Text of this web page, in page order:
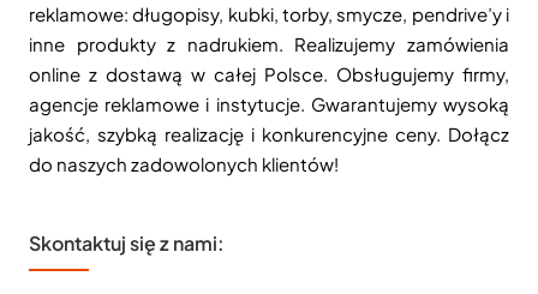
reklamowe: długopisy, kubki, torby, smycze, pendrive’y i
inne produkty z nadrukiem. Realizujemy zamówienia
online z dostawą w całej Polsce. Obsługujemy firmy,
agencje reklamowe i instytucje. Gwarantujemy wysoką
jakość, szybką realizację i konkurencyjne ceny. Dołącz
do naszych zadowolonych klientów!
Skontaktuj się z nami: